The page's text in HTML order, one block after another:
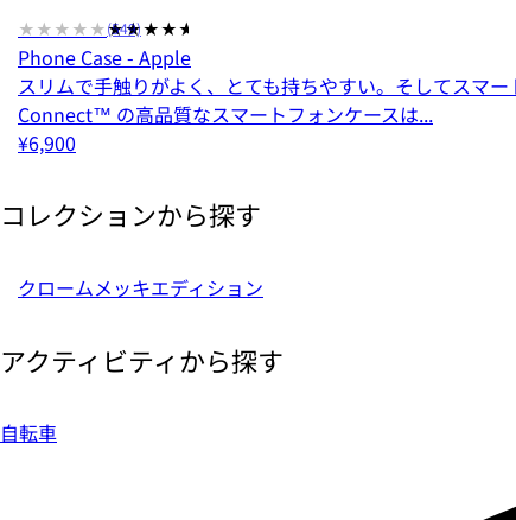
★★★★★★★★★★
(549)
Phone Case - Apple
スリムで手触りがよく、とても持ちやすい。そしてスマ
Connect™ の高品質なスマートフォンケースは...
¥6,900
コレクションから探す
クロームメッキエディション
アクティビティから探す
自転車